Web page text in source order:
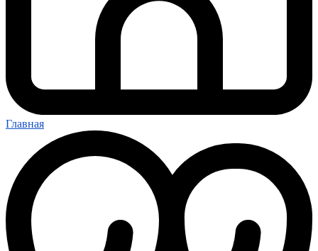
Главная